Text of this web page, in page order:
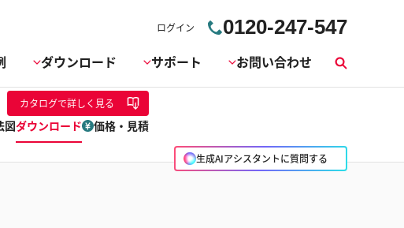
ログイン 0120-247-547
ダウンロード サポート お問い合わせ
索
生成AIアシスタントに質問する
カタログで詳しく見る
図ダウンロード 価格・見積